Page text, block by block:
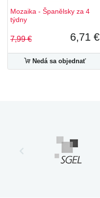
Mozaika - Španělsky za 4
týdny
7,99 € 6,71 €
Nedá sa objednať